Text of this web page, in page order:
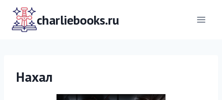
Перейти
содержимомуcharliebooks.ru
Нахал